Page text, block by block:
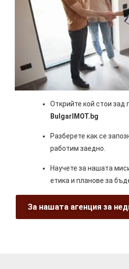
Открийте кой стои зад
BulgarIMOT.bg
Разберете как се
работим заедно.
Научете за нашата
етика и планове за
За нашата агенция за